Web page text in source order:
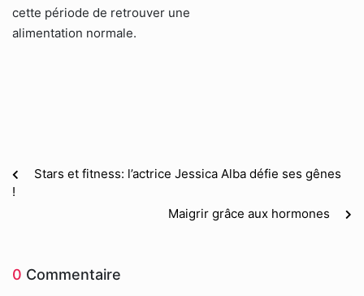
cette période de retrouver une
alimentation normale.
Stars et fitness: l’actrice Jessica Alba défie ses gênes
!
Maigrir grâce aux hormones
0 Commentaire